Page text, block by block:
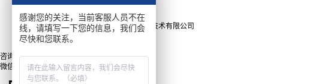
软件下载
Copyright © 2025上海瑞立柯信息技术有限公司
沪ICP备15043820号
咨询
微信
感谢您的关注，当前客服人员不在
线，请填写一下您的信息，我们会
尽快和您联系。